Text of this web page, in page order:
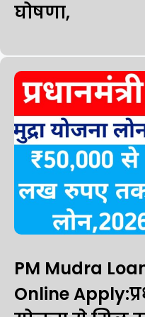
घोषणा,
PM Mudra
Online